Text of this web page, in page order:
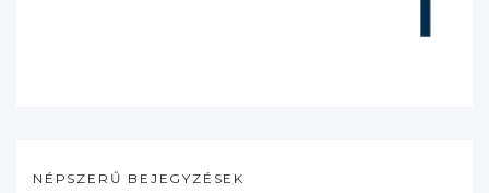
NÉPSZERŰ BEJEGYZÉSEK